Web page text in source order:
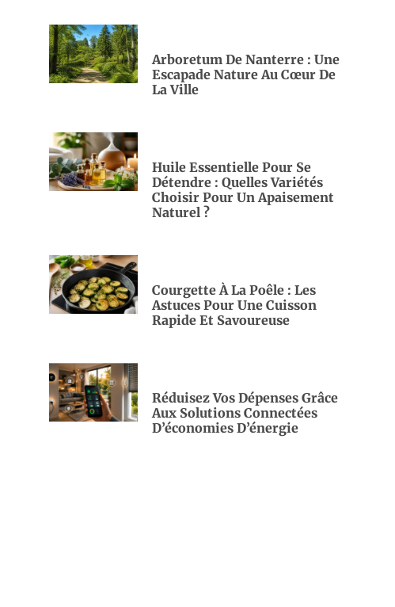
Arboretum De Nanterre : Une
Escapade Nature Au Cœur De
La Ville
Huile Essentielle Pour Se
Détendre : Quelles Variétés
Choisir Pour Un Apaisement
Naturel ?
Courgette À La Poêle : Les
Astuces Pour Une Cuisson
Rapide Et Savoureuse
Réduisez Vos Dépenses Grâce
Aux Solutions Connectées
D’économies D’énergie